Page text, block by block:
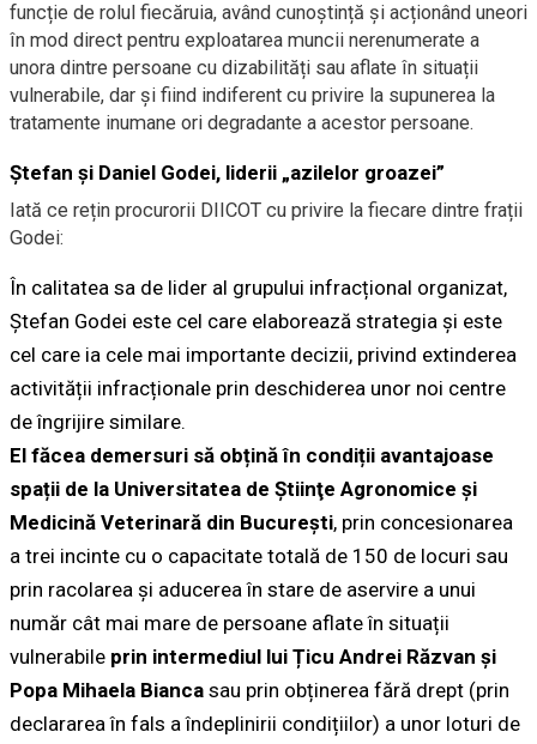
funcție de rolul fiecăruia, având cunoștință și acționând uneori
în mod direct pentru exploatarea muncii nerenumerate a
unora dintre persoane cu dizabilități sau aflate în situații
vulnerabile, dar și fiind indiferent cu privire la supunerea la
tratamente inumane ori degradante a acestor persoane.
Ștefan și Daniel Godei, liderii „azilelor groazei”
Iată ce rețin procurorii DIICOT cu privire la fiecare dintre frații
Godei:
În calitatea sa de lider al grupului infracțional organizat,
Ștefan Godei este cel care elaborează strategia și este
cel care ia cele mai importante decizii, privind extinderea
activității infracționale prin deschiderea unor noi centre
de îngrijire similare.
El făcea demersuri să obțină în condiții avantajoase
spații de la Universitatea de Ştiinţe Agronomice şi
Medicină Veterinară din Bucureşti, prin concesionarea
a trei incinte cu o capacitate totală de 150 de locuri sau
prin racolarea și aducerea în stare de aservire a unui
număr cât mai mare de persoane aflate în situații
vulnerabile prin intermediul lui Țicu Andrei Răzvan și
Popa Mihaela Bianca sau prin obținerea fără drept (prin
declararea în fals a îndeplinirii condițiilor) a unor loturi de